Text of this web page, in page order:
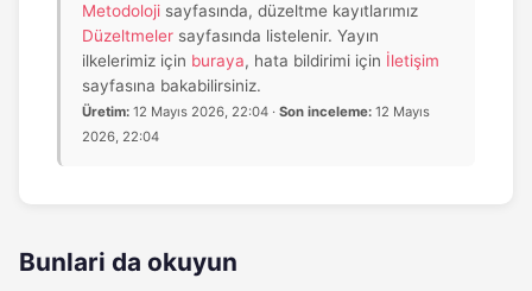
Metodolojisayfasında, düzeltme kayıtlarımız
Düzeltmelersayfasında listelenir. Yayın
ilkelerimiz için buraya, hata bildirimi için İletişim
sayfasına bakabilirsiniz.
Üretim:12 Mayıs 2026, 22:04 · Son inceleme:12 Mayıs
2026, 22:04
Bunlari da okuyun